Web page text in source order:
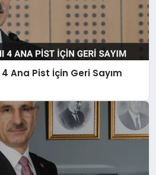
Ana Pist İçin Geri Sayım